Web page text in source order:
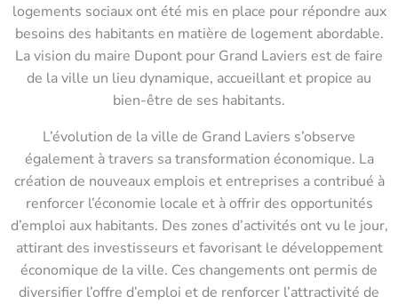
logements sociaux ont été mis en place pour répondre aux
besoins des habitants en matière de logement abordable.
La vision du maire Dupont pour Grand Laviers est de faire
de la ville un lieu dynamique, accueillant et propice au
bien-être de ses habitants.
L’évolution de la ville de Grand Laviers s’observe
également à travers sa transformation économique. La
création de nouveaux emplois et entreprises a contribué à
renforcer l’économie locale et à offrir des opportunités
d’emploi aux habitants. Des zones d’activités ont vu le jour,
attirant des investisseurs et favorisant le développement
économique de la ville. Ces changements ont permis de
diversifier l’offre d’emploi et de renforcer l’attractivité de